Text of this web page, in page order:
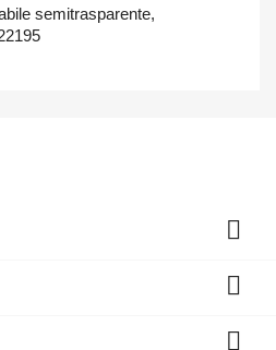
semitrasparente,


